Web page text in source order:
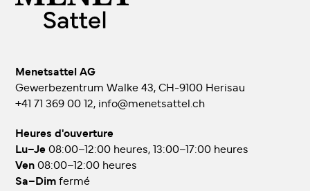
Menetsattel AG
Gewerbezentrum Walke 43, CH-9100 Herisau
+41 71 369 00 12, info@menetsattel.ch
Heures d'ouverture
Lu–Je 08:00–12:00 heures, 13:00–17:00 heures
Ven08:00–12:00 heures
Sa–Dimfermé